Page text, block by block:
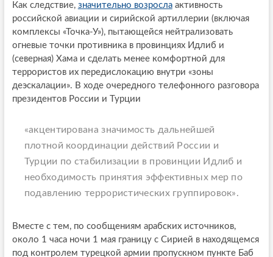
Как следствие, значительно возрослаактивность
российской авиации и сирийской артиллерии (включая
комплексы «Точка-У»), пытающейся нейтрализовать
огневые точки противника в провинциях Идлиб и
(северная) Хама и сделать менее комфортной для
террористов их передислокацию внутри «зоны
деэскалации». В ходе очередного телефонного разговора
президентов России и Турции
«акцентирована значимость дальнейшей
плотной координации действий России и
Турции по стабилизации в провинции Идлиб и
необходимость принятия эффективных мер по
подавлению террористических группировок».
Вместе с тем, по сообщениям арабских источников,
около 1 часа ночи 1 мая границу с Сирией в находящемся
под контролем турецкой армии пропускном пункте Баб